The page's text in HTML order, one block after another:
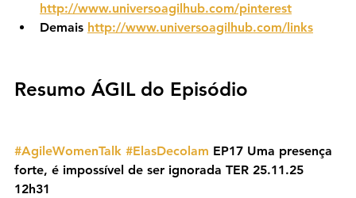
http://www.universoagilhub.com/pinterest
Demais http://www.universoagilhub.com/links
Resumo ÁGIL do Episódio
#AgileWomenTalk #ElasDecolam EP17 Uma presença
forte, é impossível de ser ignorada TER 25.11.25
12h31